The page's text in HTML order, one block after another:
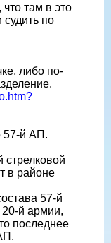
там в это
по
либо по-
57-й АП.
стрелковой
в районе
57-й
20-й армии,
последнее